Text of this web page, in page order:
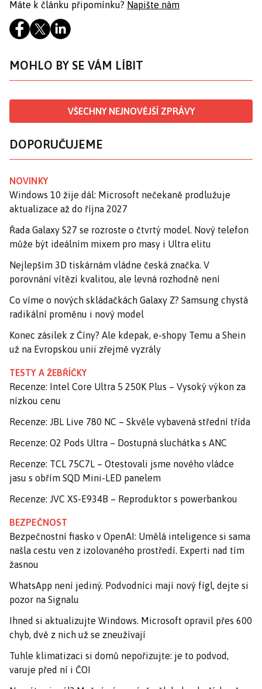
Máte k článku připomínku? Napište nám
MOHLO BY SE VÁM LÍBIT
VŠECHNY NEJNOVĚJŠÍ ZPRÁVY
DOPORUČUJEME
NOVINKY
Windows 10 žije dál: Microsoft nečekaně prodlužuje
aktualizace až do října 2027
Řada Galaxy S27 se rozroste o čtvrtý model. Nový telefon
může být ideálním mixem pro masy i Ultra elitu
Nejlepším 3D tiskárnám vládne česká značka. V
porovnání vítězí kvalitou, ale levná rozhodně není
Co víme o nových skládačkách Galaxy Z? Samsung chystá
radikální proměnu i nový model
Konec zásilek z Číny? Ale kdepak, e-shopy Temu a Shein
už na Evropskou unii zřejmě vyzrály
TESTY A ŽEBŘÍČKY
Recenze: Intel Core Ultra 5 250K Plus – Vysoký výkon za
nízkou cenu
Recenze: JBL Live 780 NC – Skvěle vybavená střední třída
Recenze: O2 Pods Ultra – Dostupná sluchátka s ANC
Recenze: TCL 75C7L – Otestovali jsme nového vládce
jasu s obřím SQD Mini-LED panelem
Recenze: JVC XS-E934B – Reproduktor s powerbankou
BEZPEČNOST
Bezpečnostní fiasko v OpenAI: Umělá inteligence si sama
našla cestu ven z izolovaného prostředí. Experti nad tím
žasnou
WhatsApp není jediný. Podvodníci mají nový fígl, dejte si
pozor na Signalu
Ihned si aktualizujte Windows. Microsoft opravil přes 600
chyb, dvě z nich už se zneužívají
Tuhle klimatizaci si domů nepořizujte: je to podvod,
varuje před ní i ČOI